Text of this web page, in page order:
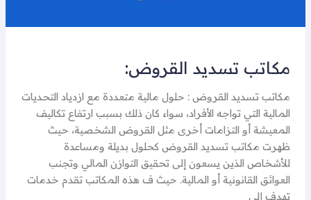
مكاتب تسديد القروض:
مكاتب تسديد القروض : حلول مالية متعددة مع ازدياد التحديات
المالية التي تواجه الأفراد، سواء كان ذلك بسبب ارتفاع تكاليف
المعيشة أو التزامات أخرى مثل القروض الشخصية، حيث
ظهرت مكاتب تسديد القروض كحلول بديلة ومساعدة
للأشخاص الذين يسعون إلى تحقيق التوازن المالي وتجنب
العوائق القانونية أو المالية. حيث ف هذه المكاتب تقدم خدمات
تهدف إلى